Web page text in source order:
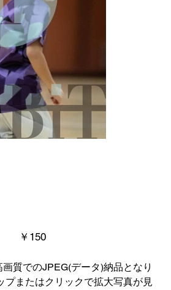
価
格
￥150
質でのJPEG(データ)納品となり
またはクリックで拡大写真が見